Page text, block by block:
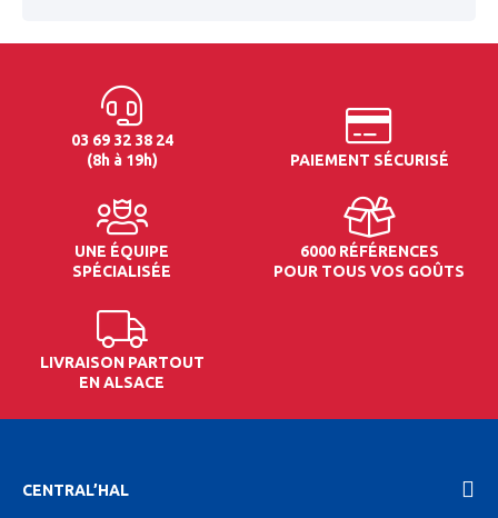
03 69 32 38 24
(8h à 19h)
PAIEMENT SÉCURISÉ
UNE ÉQUIPE
SPÉCIALISÉE
6000 RÉFÉRENCES
POUR TOUS VOS GOÛTS
LIVRAISON PARTOUT
EN ALSACE
CENTRAL’HAL